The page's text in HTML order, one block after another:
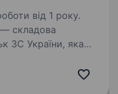
від 1 року.
складова
ЗС України, яка
складається